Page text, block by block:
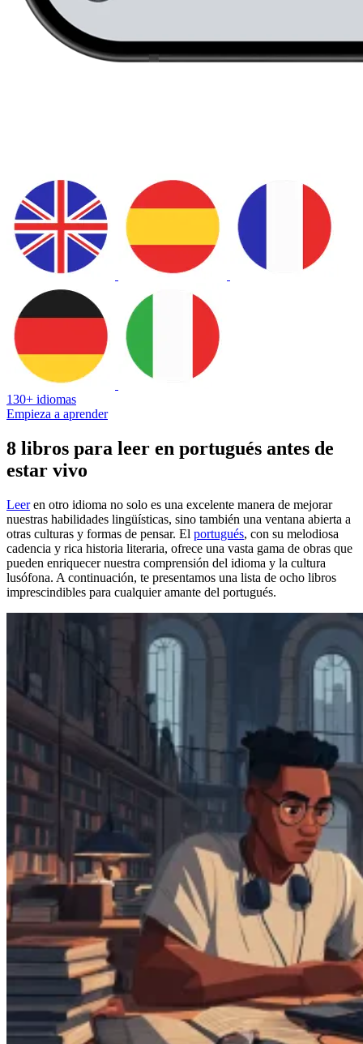
130+ idiomas
Empieza a aprender
8 libros para leer en portugués antes de
estar vivo
Leeren otro idioma no solo es una excelente manera de mejorar
nuestras habilidades lingüísticas, sino también una ventana abierta a
otras culturas y formas de pensar. El portugués, con su melodiosa
cadencia y rica historia literaria, ofrece una vasta gama de obras que
pueden enriquecer nuestra comprensión del idioma y la cultura
lusófona. A continuación, te presentamos una lista de ocho libros
imprescindibles para cualquier amante del portugués.